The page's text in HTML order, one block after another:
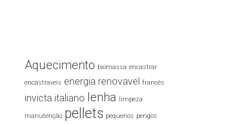
Aquecimento biomassa encastrar
encastraveis energia renovavel francês
invicta italiano lenha limpeza
manutenção pellets pequenos perigos